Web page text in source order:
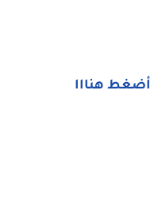
أضغط هنااا